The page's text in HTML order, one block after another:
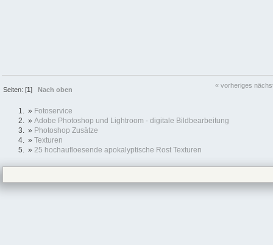
Seiten: [1]Nach oben
« vorheriges
» Fotoservice
» Adobe Photoshop und Lightroom - digitale Bildbearbeitung
» Photoshop Zusätze
» Texturen
» 25 hochaufloesende apokalyptische Rost Texturen